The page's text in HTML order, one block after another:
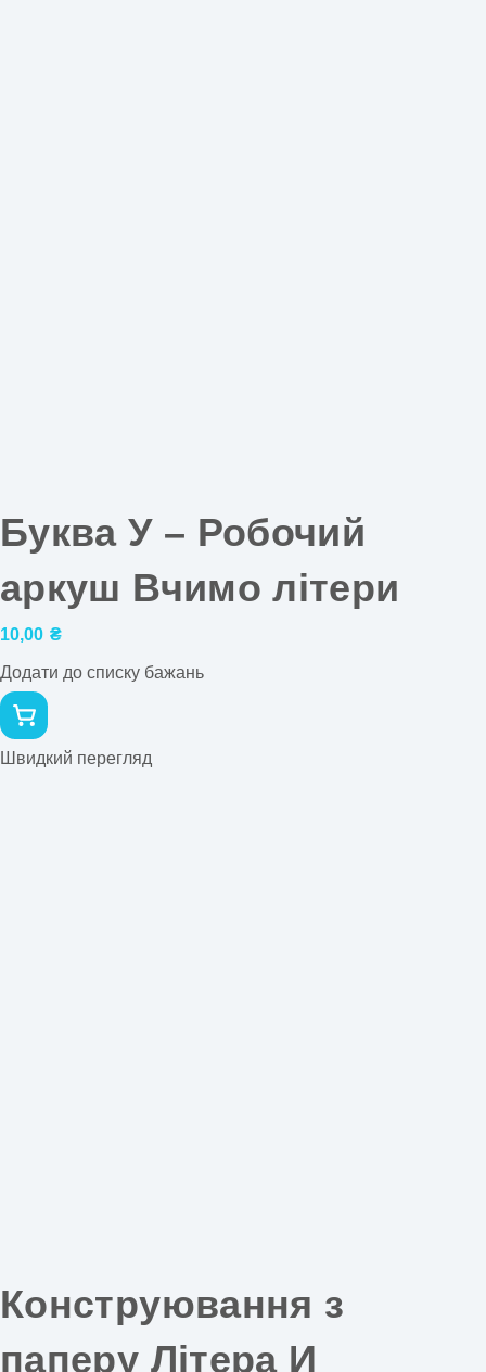
Буква У – Робочий
аркуш Вчимо літери
10,00 ₴
Додати до списку бажань
Швидкий перегляд
Конструювання з
паперу Літера И